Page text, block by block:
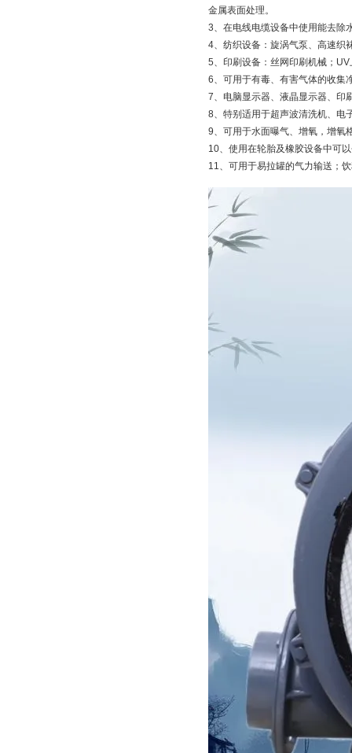
金属表面处理。
3、在电线电缆设备中使用能去除
4、纺织设备：旋涡气泵、高速织
5、印刷设备：丝网印刷机械；
6、可用于有毒、有害气体的收集
7、电脑显示器、液晶显示器、印
8、特别适用于超声波清洗机、电
9、可用于水面曝气、增氧，增氧
10、使用在轮胎及橡胶设备中可
11、可用于易拉罐的气力输送；